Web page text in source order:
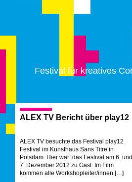
Festival für kreatives
ALEX TV Bericht über play12
ALEX TV besuchte das Festival play12
Festival im Kunsthaus Sans Titre in
Potsdam. Hier war das Festival am 6. und
7. Dezember 2012 zu Gast. Im Film
kommen alle Workshopleiter/innen […]